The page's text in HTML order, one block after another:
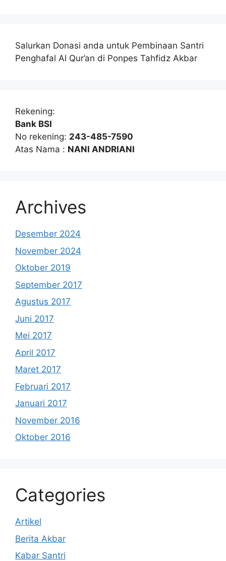
Salurkan Donasi anda untuk Pembinaan Santri
Penghafal Al Qur’an di Ponpes Tahfidz Akbar
Rekening:
Bank BSI
No rekening: 243-485-7590
Atas Nama : NANI ANDRIANI
Archives
Desember 2024
November 2024
Oktober 2019
September 2017
Agustus 2017
Juni 2017
Mei 2017
April 2017
Maret 2017
Februari 2017
Januari 2017
November 2016
Oktober 2016
Categories
Artikel
Berita Akbar
Kabar Santri